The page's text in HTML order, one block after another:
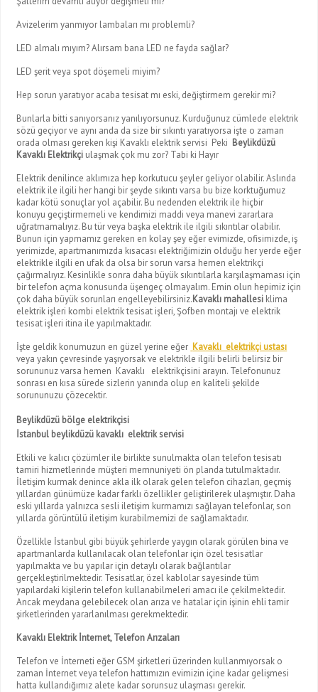
Avizelerim yanmıyor lambaları mı problemli?
LED almalı mıyım? Alırsam bana LED ne fayda sağlar?
LED şerit veya spot döşemeli miyim?
Hep sorun yaratıyor acaba tesisat mı eski, değiştirmem gerekir mi?
Bunlarla bitti sanıyorsanız yanılıyorsunuz. Kurduğunuz cümlede elektrik
sözü geçiyor ve aynı anda da size bir sıkıntı yaratıyorsa işte o zaman
orada olması gereken kişi Kavaklı elektrik servisi Peki Beylikdüzü
Kavaklı Elektrikçi ulaşmak çok mu zor? Tabi ki Hayır
Elektrik denilince aklımıza hep korkutucu şeyler geliyor olabilir. Aslında
elektrik ile ilgili her hangi bir şeyde sıkıntı varsa bu bize korktuğumuz
kadar kötü sonuçlar yol açabilir. Bu nedenden elektrik ile hiçbir
konuyu geçiştirmemeli ve kendimizi maddi veya manevi zararlara
uğratmamalıyız. Bu tür veya başka elektrik ile ilgili sıkıntılar olabilir.
Bunun için yapmamız gereken en kolay şey eğer evimizde, ofisimizde, iş
yerimizde, apartmanımızda kısacası elektriğimizin olduğu her yerde eğer
elektrikle ilgili en ufak da olsa bir sorun varsa hemen elektrikçi
çağırmalıyız. Kesinlikle sonra daha büyük sıkıntılarla karşılaşmaması için
bir telefon açma konusunda üşengeç olmayalım. Emin olun hepimiz için
çok daha büyük sorunları engelleyebilirsiniz.Kavaklı mahallesi klima
elektrik işleri kombi elektrik tesisat işleri, Şofben montajı ve elektrik
tesisat işleri itina ile yapılmaktadır.
İşte geldik konumuzun en güzel yerine eğer Kavaklı elektrikçi ustası
veya yakın çevresinde yaşıyorsak ve elektrikle ilgili belirli belirsiz bir
sorununuz varsa hemen Kavaklı elektrikçisini arayın. Telefonunuz
sonrası en kısa sürede sizlerin yanında olup en kaliteli şekilde
sorununuzu çözecektir.
Beylikdüzü bölge elektrikçisi
İstanbul beylikdüzü kavaklı elektrik servisi
Etkili ve kalıcı çözümler ile birlikte sunulmakta olan telefon tesisatı
tamiri hizmetlerinde müşteri memnuniyeti ön planda tutulmaktadır.
İletişim kurmak denince akla ilk olarak gelen telefon cihazları, geçmiş
yıllardan günümüze kadar farklı özellikler geliştirilerek ulaşmıştır. Daha
eski yıllarda yalnızca sesli iletişim kurmamızı sağlayan telefonlar, son
yıllarda görüntülü iletişim kurabilmemizi de sağlamaktadır.
Özellikle İstanbul gibi büyük şehirlerde yaygın olarak görülen bina ve
apartmanlarda kullanılacak olan telefonlar için özel tesisatlar
yapılmakta ve bu yapılar için detaylı olarak bağlantılar
gerçekleştirilmektedir. Tesisatlar, özel kablolar sayesinde tüm
yapılardaki kişilerin telefon kullanabilmeleri amacı ile çekilmektedir.
Ancak meydana gelebilecek olan arıza ve hatalar için işinin ehli tamir
şirketlerinden yararlanılması gerekmektedir.
Kavaklı Elektrik İnternet, Telefon Arızaları
Telefon ve İnterneti eğer GSM şirketleri üzerinden kullanmıyorsak o
zaman İnternet veya telefon hattımızın evimizin içine kadar gelişmesi
hatta kullandığımız alete kadar sorunsuz ulaşması gerekir.